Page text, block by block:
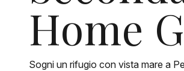
Home
Sogni un rifugio con vista mare a